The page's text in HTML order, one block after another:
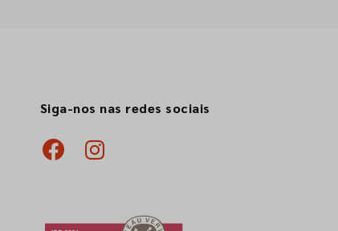
Siga-nos nas redes sociais